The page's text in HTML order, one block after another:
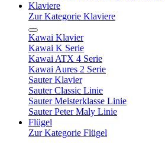
Klaviere
Zur Kategorie Klaviere
Kawai Klavier
Kawai K Serie
Kawai ATX 4 Serie
Kawai Aures 2 Serie
Sauter Klavier
Sauter Classic Linie
Sauter Meisterklasse Linie
Sauter Peter Maly Linie
Flügel
Zur Kategorie Flügel